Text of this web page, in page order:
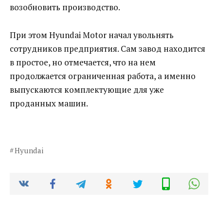
возобновить производство.
При этом Hyundai Motor начал увольнять
сотрудников предприятия. Сам завод находится
в простое, но отмечается, что на нем
продолжается ограниченная работа, а именно
выпускаются комплектующие для уже
проданных машин.
Hyundai